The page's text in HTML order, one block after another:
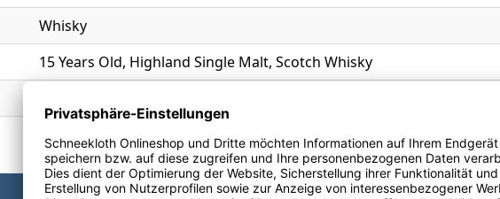
Whisky
15 Years Old, Highland Single Malt, Scotch Whisky